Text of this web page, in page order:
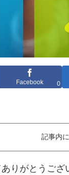
Facebook 0
記事内
りがとうござ